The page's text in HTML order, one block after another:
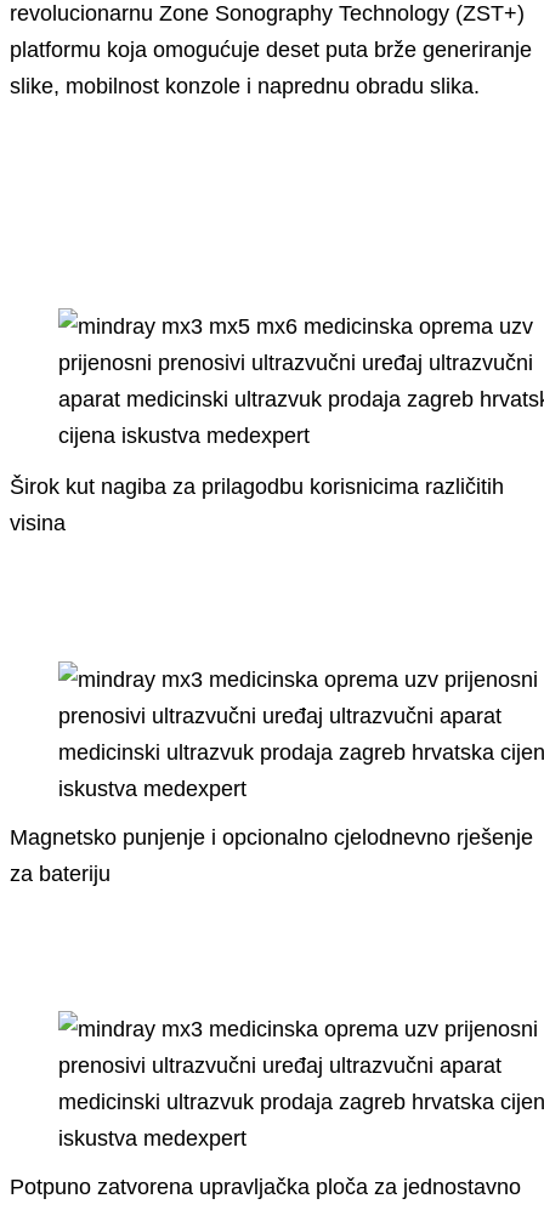
revolucionarnu Zone Sonography Technology (ZST+)
platformu koja omogućuje deset puta brže generiranje
slike, mobilnost konzole i naprednu obradu slika.
Širok kut nagiba za prilagodbu korisnicima različitih
visina
Magnetsko punjenje i opcionalno cjelodnevno rješenje
za bateriju
Potpuno zatvorena upravljačka ploča za jednostavno